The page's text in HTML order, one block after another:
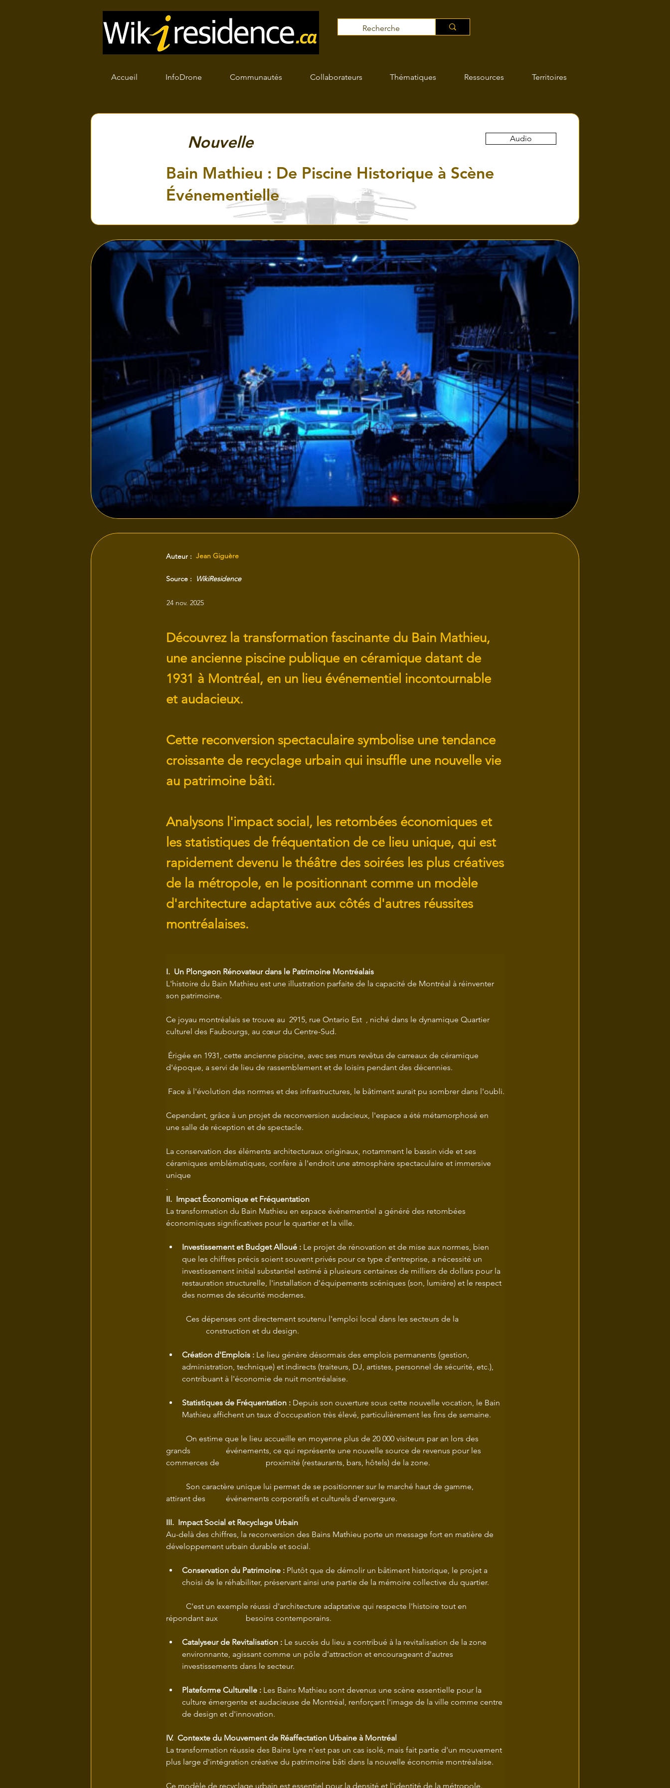
Accueil InfoDrone Communautés Collaborateurs Thématiques Ressources Territoires
Nouvelle Audio
Bain Mathieu : De Piscine Historique à Scène
Événementielle
Jean Giguère
Auteur :
WikiResidence
Source :
24 nov. 2025
Découvrez la transformation fascinante du Bain Mathieu,
une ancienne piscine publique en céramique datant de
1931 à Montréal, en un lieu événementiel incontournable
et audacieux.
Cette reconversion spectaculaire symbolise une tendance
croissante de recyclage urbain qui insuffle une nouvelle vie
au patrimoine bâti.
Analysons l'impact social, les retombées économiques et
les statistiques de fréquentation de ce lieu unique, qui est
rapidement devenu le théâtre des soirées les plus créatives
de la métropole, en le positionnant comme un modèle
d'architecture adaptative aux côtés d'autres réussites
montréalaises.
I.  Un Plongeon Rénovateur dans le Patrimoine Montréalais
L'histoire du Bain Mathieu est une illustration parfaite de la capacité de Montréal à réinventer
son patrimoine.
Ce joyau montréalais se trouve au  2915, rue Ontario Est  , niché dans le dynamique Quartier
culturel des Faubourgs, au cœur du Centre-Sud.
Érigée en 1931, cette ancienne piscine, avec ses murs revêtus de carreaux de céramique
d'époque, a servi de lieu de rassemblement et de loisirs pendant des décennies.
Face à l'évolution des normes et des infrastructures, le bâtiment aurait pu sombrer dans l'oubli.
Cependant, grâce à un projet de reconversion audacieux, l'espace a été métamorphosé en
une salle de réception et de spectacle.
La conservation des éléments architecturaux originaux, notamment le bassin vide et ses
céramiques emblématiques, confère à l'endroit une atmosphère spectaculaire et immersive
unique
.
II.  Impact Économique et Fréquentation
La transformation du Bain Mathieu en espace événementiel a généré des retombées
économiques significatives pour le quartier et la ville.
Investissement et Budget Alloué : Le projet de rénovation et de mise aux normes, bien
que les chiffres précis soient souvent privés pour ce type d'entreprise, a nécessité un
investissement initial substantiel estimé à plusieurs centaines de milliers de dollars pour la
restauration structurelle, l'installation d'équipements scéniques (son, lumière) et le respect
des normes de sécurité modernes.
		construction et du design.
Création d'Emplois : Le lieu génère désormais des emplois permanents (gestion,
administration, technique) et indirects (traiteurs, DJ, artistes, personnel de sécurité, etc.),
contribuant à l'économie de nuit montréalaise.
Statistiques de Fréquentation : Depuis son ouverture sous cette nouvelle vocation, le Bain
Mathieu affichent un taux d'occupation très élevé, particulièrement les fins de semaine.
grands 		événements, ce qui représente une nouvelle source de revenus pour les
commerces de 			proximité (restaurants, bars, hôtels) de la zone.
attirant des 	événements corporatifs et culturels d'envergure.
III.  Impact Social et Recyclage Urbain
Au-delà des chiffres, la reconversion des Bains Mathieu porte un message fort en matière de
développement urbain durable et social.
Conservation du Patrimoine : Plutôt que de démolir un bâtiment historique, le projet a
choisi de le réhabiliter, préservant ainsi une partie de la mémoire collective du quartier.
répondant aux 		besoins contemporains.
Catalyseur de Revitalisation : Le succès du lieu a contribué à la revitalisation de la zone
environnante, agissant comme un pôle d'attraction et encourageant d'autres
investissements dans le secteur.
Plateforme Culturelle : Les Bains Mathieu sont devenus une scène essentielle pour la
culture émergente et audacieuse de Montréal, renforçant l'image de la ville comme centre
de design et d'innovation.
IV.  Contexte du Mouvement de Réaffectation Urbaine à Montréal
La transformation réussie des Bains Lyre n'est pas un cas isolé, mais fait partie d'un mouvement
plus large d'intégration créative du patrimoine bâti dans la nouvelle économie montréalaise.
Ce modèle de recyclage urbain est essentiel pour la densité et l'identité de la métropole.